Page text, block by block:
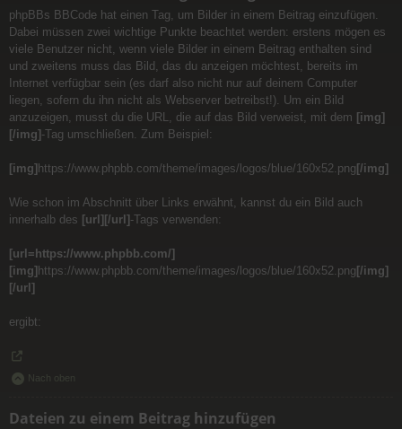
phpBBs BBCode hat einen Tag, um Bilder in einem Beitrag einzufügen.
Dabei müssen zwei wichtige Punkte beachtet werden: erstens mögen es
viele Benutzer nicht, wenn viele Bilder in einem Beitrag enthalten sind
und zweitens muss das Bild, das du anzeigen möchtest, bereits im
Internet verfügbar sein (es darf also nicht nur auf deinem Computer
liegen, sofern du ihn nicht als Webserver betreibst!). Um ein Bild
anzuzeigen, musst du die URL, die auf das Bild verweist, mit dem [img]
[/img] -Tag umschließen. Zum Beispiel:
[img] https://www.phpbb.com/theme/images/logos/blue/160x52.png [/img]
Wie schon im Abschnitt über Links erwähnt, kannst du ein Bild auch
innerhalb des [url][/url] -Tags verwenden:
[url=https://www.phpbb.com/]
[img] https://www.phpbb.com/theme/images/logos/blue/160x52.png [/img]
[/url]
ergibt:
Nach oben
Dateien zu einem Beitrag hinzufügen